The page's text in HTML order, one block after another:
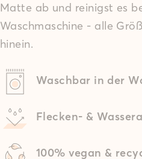
Matte ab und reinigst es
Waschmaschine - alle
hinein.
Waschbar in der
Flecken- &
100% vegan &